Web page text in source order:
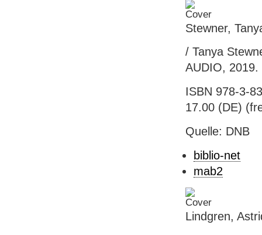
Stewner,
/ Tanya
AUDIO, 2019.
ISBN 978-3-
17.00 (DE)
Quelle: DNB
biblio-net
mab2
Lindgren,